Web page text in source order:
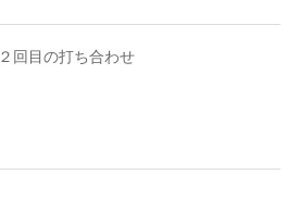
２回目の打ち合わせ